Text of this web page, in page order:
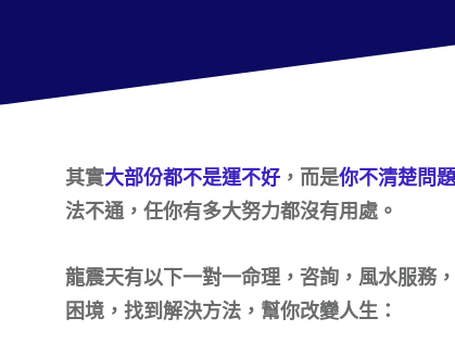
其實大部份都不是運不好 ，而是你不清楚問
法不通，任你有多大努力都沒有用處。
龍震天有以下一對一命理，咨詢，風水服務
困境，找到解決方法，幫你改變人生：